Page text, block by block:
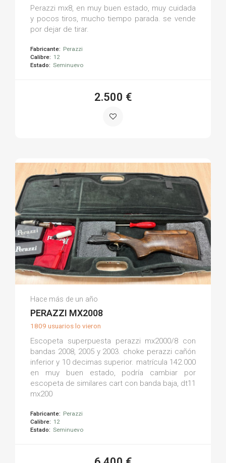
Perazzi mx8, en muy buen estado, muy cuidada
y pocos tiros, mucho tiempo parada. se vende
por dejar de tirar.
Fabricante: Perazzi
Calibre: 12
Estado: Seminuevo
2.500 €
Lorenzo L.
(0)
Hace más de un año
PERAZZI MX2008
1809 usuarios lo vieron
Escopeta superpuesta perazzi mx2000/8 con
bandas 2008, 2005 y 2003. choke perazzi cañón
inferior y 10 decimas superior. matrícula 142.000
en muy buen estado, podría cambiar por
escopeta de similares cart con banda baja, dt11
mx200
Fabricante: Perazzi
Calibre: 12
Estado: Seminuevo